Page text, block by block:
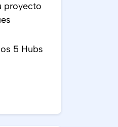
proyecto
5 Hubs